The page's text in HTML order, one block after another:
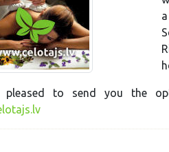
pleased to send you the